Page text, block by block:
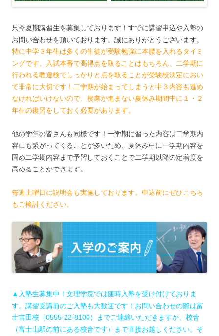
只今夏期講習生を募集しております！すでに講習申込や入塾の
お問い合わせを頂いております。誠にありがとうございます。
特に中学３年生は多くの生徒が受験勉強に本腰を入れるタイミ
ングです。入試本番で高得点を取ることはもちろん、二学期に
行われる教達検でしっかりと点を取ることが受験校決定におい
て非常に大切です！二学期が始まってしまうと中３内容も進め
なければいけないので、授業が進まない夏休み期間中に１・２
年生の復習をしておく必要があります。
他の学年の皆さんも同様です！一学期に習った内容は二学期内
容にも繋がってくることが多いため、夏休み中に一学期内容を
固め二学期内容まで予習しておくことで二学期以降の定着度を
高めることができます。
毎週土曜日に説明会も実施しております。申込前にぜひこちら
もご検討ください。
▲入塾生募集中！文理学院では随時入塾を受け付けておりま
す。講習受講前のご入塾も大歓迎です！お問い合わせの際は富
士吉田校（0555-22-8100）までご連絡いただきますか、校舎
（富士山駅の前にある校舎です）まで直接お越しください。そ